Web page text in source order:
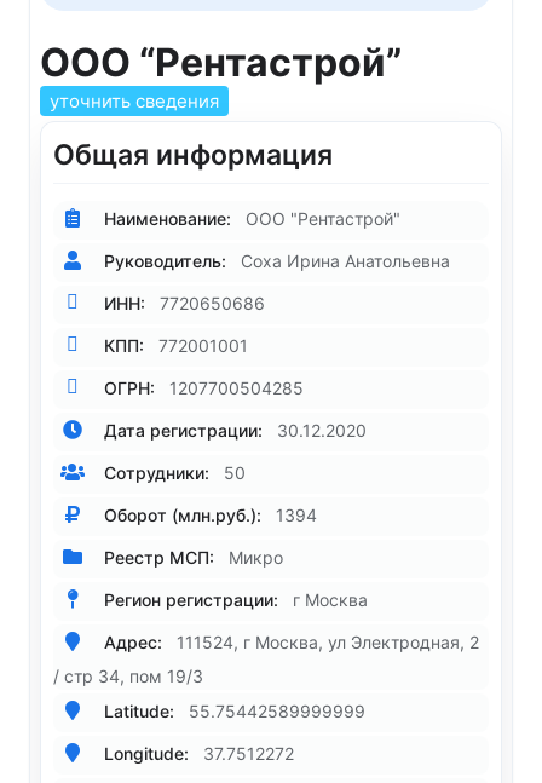
ООО “Рентастрой”
уточнить сведения
Общая информация
Наименование: ООО "Рентастрой"
Руководитель: Соха Ирина Анатольевна
ИНН: 7720650686
КПП: 772001001
ОГРН: 1207700504285
Дата регистрации: 30.12.2020
Сотрудники: 50
Оборот (млн.руб.): 1394
Реестр МСП: Микро
Регион регистрации: г Москва
Адрес:
111524, г Москва, ул Электродная, 2
/ стр 34, пом 19/3
Latitude:
55.75442589999999
Longitude: 37.7512272